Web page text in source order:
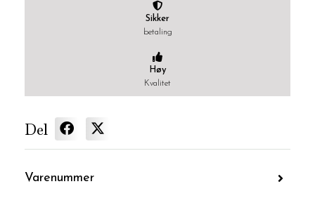
Sikker
betaling
Høy
Kvalitet
Del
Varenummer